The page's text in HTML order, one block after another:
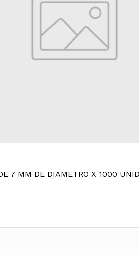
7 MM DE DIAMETRO X 1000